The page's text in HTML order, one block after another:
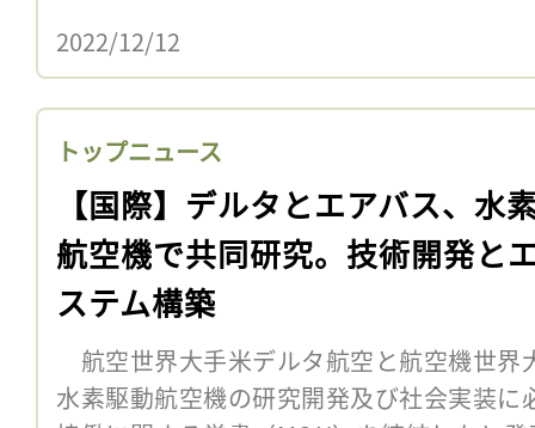
2022/12/12
トップニュース
【国際】デルタとエアバス、水
航空機で共同研究。技術開発と
ステム構築
航空世界大手米デルタ航空と航空機世界
水素駆動航空機の研究開発及び社会実装に